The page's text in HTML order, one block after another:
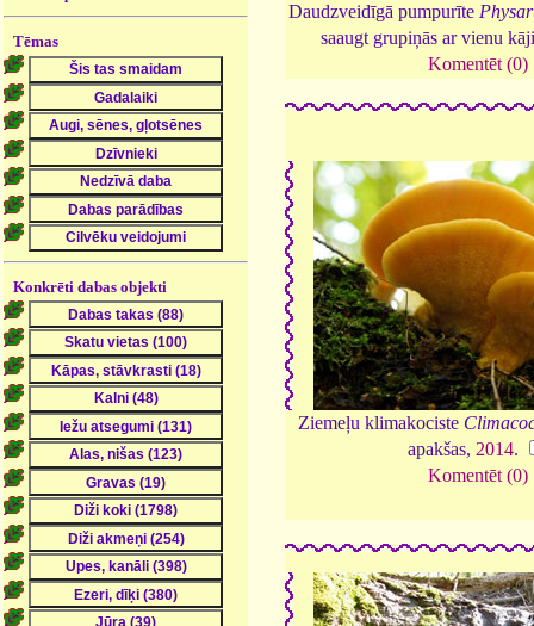
Tēmas
Konkrēti dabas objekti
Daudzveidīgā pumpurīte
saaugt grupiņās ar vienu
Komentēt (0)
Ziemeļu klimakociste
apakšas, 2014.
Komentēt (0)